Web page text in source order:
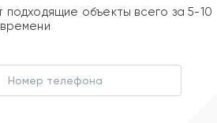
объекты всего за 5-10